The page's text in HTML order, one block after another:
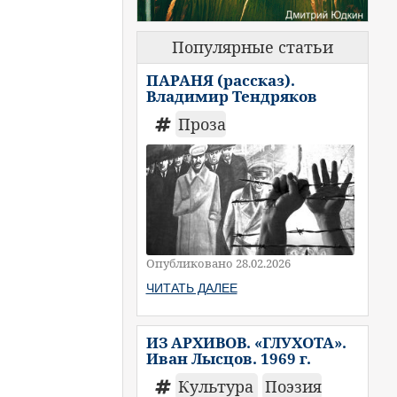
Популярные статьи
ПАРАНЯ (рассказ).
Владимир Тендряков
Проза
Опубликовано 28.02.2026
ЧИТАТЬ ДАЛЕЕ
ИЗ АРХИВОВ. «ГЛУХОТА».
Иван Лысцов. 1969 г.
Культура Поэзия